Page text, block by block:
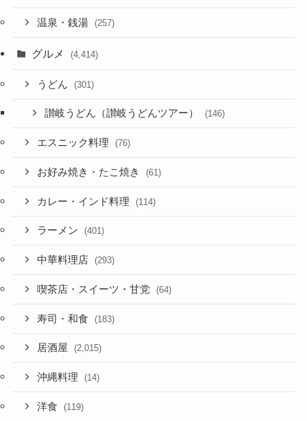
温泉・銭湯 (257)
グルメ (4,414)
うどん (301)
讃岐うどん（讃岐うどんツアー） (146)
エスニック料理 (76)
お好み焼き・たこ焼き (61)
カレー・インド料理 (114)
ラーメン (401)
中華料理店 (293)
喫茶店・スイーツ・甘党 (64)
寿司・和食 (183)
居酒屋 (2,015)
沖縄料理 (14)
洋食 (119)